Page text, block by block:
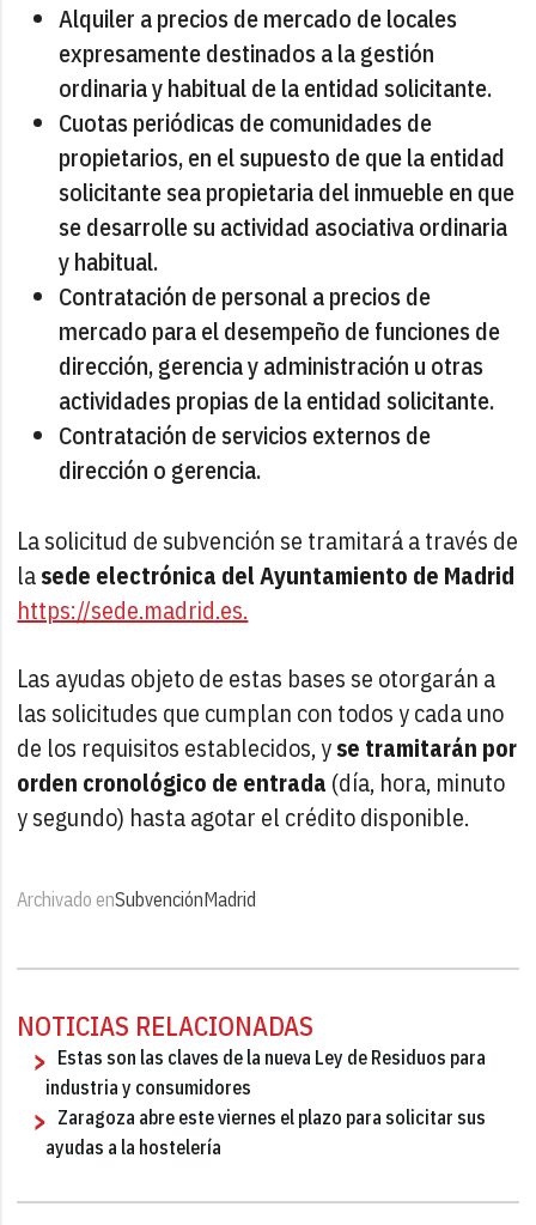
Alquiler a precios de mercado de locales
expresamente destinados a la gestión
ordinaria y habitual de la entidad solicitante.
Cuotas periódicas de comunidades de
propietarios, en el supuesto de que la entidad
solicitante sea propietaria del inmueble en que
se desarrolle su actividad asociativa ordinaria
y habitual.
Contratación de personal a precios de
mercado para el desempeño de funciones de
dirección, gerencia y administración u otras
actividades propias de la entidad solicitante.
Contratación de servicios externos de
dirección o gerencia.
La solicitud de subvención se tramitará a través de
lasede electrónica del Ayuntamiento de Madrid
https://sede.madrid.es.
Las ayudas objeto de estas bases se otorgarán a
las solicitudes que cumplan con todos y cada uno
de los requisitos establecidos, yse tramitarán por
orden cronológico de entrada (día, hora, minuto
y segundo) hasta agotar el crédito disponible.
Archivado enSubvenciónMadrid
NOTICIAS RELACIONADAS
Estas son las claves de la nueva Ley de Residuos para
industria y consumidores
Zaragoza abre este viernes el plazo para solicitar sus
ayudas a la hostelería